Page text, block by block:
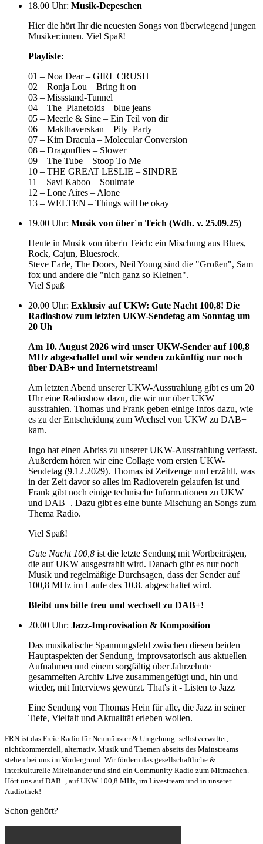
18.00 Uhr: Musik-Depeschen
Hier die hört Ihr die neuesten Songs von überwiegend jungen
Musiker:innen. Viel Spaß!
Playliste:
01 – Noa Dear – GIRL CRUSH
02 – Ronja Lou – Bring it on
03 – Missstand-Tunnel
04 – The_Planetoids – blue jeans
05 – Meerle & Sine – Ein Teil von dir
06 – Makthaverskan – Pity_Party
07 – Kim Dracula – Molecular Conversion
08 – Dragonflies – Slower
09 – The Tube – Stoop To Me
10 – THE GREAT LESLIE – SINDRE
11 – Savi Kaboo – Soulmate
12 – Lone Aires – Alone
13 – WELTEN – Things will be okay
19.00 Uhr: Musik von über´n Teich (Wdh. v. 25.09.25)
Heute in Musik von über'n Teich: ein Mischung aus Blues,
Rock, Cajun, Bluesrock.
Steve Earle, The Doors, Neil Young sind die "Großen", Sam
fox und andere die "nich ganz so Kleinen".
Viel Spaß
20.00 Uhr: Exklusiv auf UKW: Gute Nacht 100,8! Die
Radioshow zum letzten UKW-Sendetag am Sonntag um
20 Uh
Am 10. August 2026 wird unser UKW-Sender auf 100,8
MHz abgeschaltet und wir senden zukünftig nur noch
über DAB+ und Internetstream!
Am letzten Abend unserer UKW-Ausstrahlung gibt es um 20
Uhr eine Radioshow dazu, die wir nur über UKW
ausstrahlen. Thomas und Frank geben einige Infos dazu, wie
es zu der Entscheidung zum Wechsel von UKW zu DAB+
kam.
Ingo hat einen Abriss zu unserer UKW-Ausstrahlung verfasst.
Außerdem hören wir eine Collage vom ersten UKW-
Sendetag (9.12.2029). Thomas ist Zeitzeuge und erzählt, was
in der Zeit davor so alles im Radioverein gelaufen ist und
Frank gibt noch einige technische Informationen zu UKW
und DAB+. Dazu gibt es eine bunte Mischung an Songs zum
Thema Radio.
Viel Spaß!
Gute Nacht 100,8 ist die letzte Sendung mit Wortbeiträgen,
die auf UKW ausgestrahlt wird. Danach gibt es nur noch
Musik und regelmäßige Durchsagen, dass der Sender auf
100,8 MHz im Laufe des 10.8. abgeschaltet wird.
Bleibt uns bitte treu und wechselt zu DAB+!
20.00 Uhr: Jazz-Improvisation & Komposition
Das musikalische Spannungsfeld zwischen diesen beiden
Hauptaspekten der Sendung, improvsatorisch aus aktuellen
Aufnahmen und einem sorgfältig über Jahrzehnte
gesammelten Archiv Live zusammengefügt und, hin und
wieder, mit Interviews gewürzt. That's it - Listen to Jazz
Eine Sendung von Thomas Hein für alle, die Jazz in seiner
Tiefe, Vielfalt und Aktualität erleben wollen.
FRN ist das Freie Radio für Neumünster & Umgebung: selbstverwaltet,
nichtkommerziell, alternativ. Musik und Themen abseits des Mainstreams
stehen bei uns im Vordergrund. Wir fördern das gesellschaftliche &
interkulturelle Miteinander und sind ein Community Radio zum Mitmachen.
Hört uns auf DAB+, auf UKW 100,8 MHz, im Livestream und in unserer
Audiothek!
Schon gehört?